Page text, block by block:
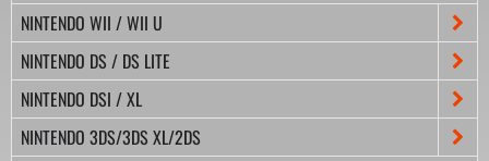
NINTENDO WII / WII U
NINTENDO DS / DS LITE
NINTENDO DSI / XL
NINTENDO 3DS/3DS XL/2DS